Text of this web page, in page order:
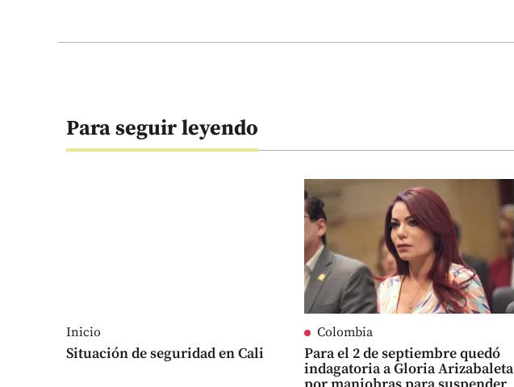
Para seguir leyendo
Inicio
Situación de seguridad en Cali
Colombia
Para el 2 de septiembre quedó
indagatoria a Gloria Arizabaleta